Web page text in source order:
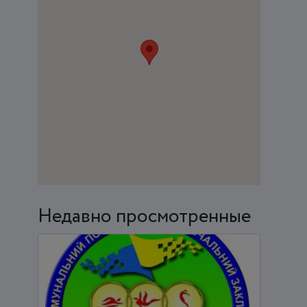
Недавно просмотренные